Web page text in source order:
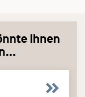
Ihnen